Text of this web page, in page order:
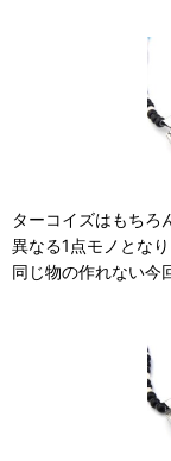
ターコイズはもちろ
異なる1点モノとなり
同じ物の作れない今